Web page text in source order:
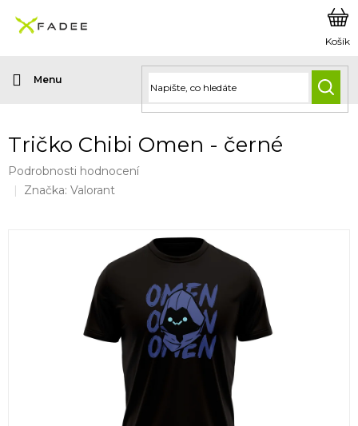
obsah
Tričko Chibi Omen - černé
Průměrné
hodnocení
Podrobnosti hodnocení
Značka: Valorant